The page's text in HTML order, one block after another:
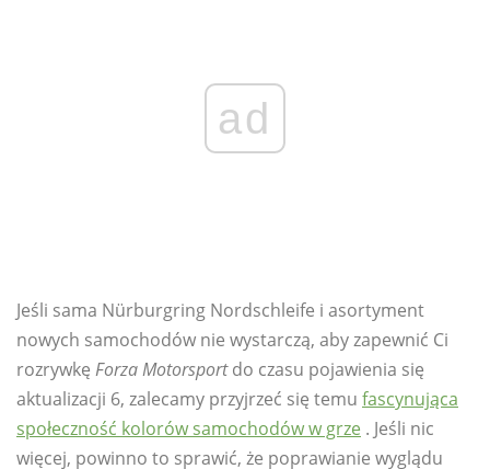
ad
Jeśli sama Nürburgring Nordschleife i asortyment
nowych samochodów nie wystarczą, aby zapewnić Ci
rozrywkę Forza Motorsportdo czasu pojawienia się
aktualizacji 6, zalecamy przyjrzeć się temu fascynująca
społeczność kolorów samochodów w grze . Jeśli nic
więcej, powinno to sprawić, że poprawianie wyglądu